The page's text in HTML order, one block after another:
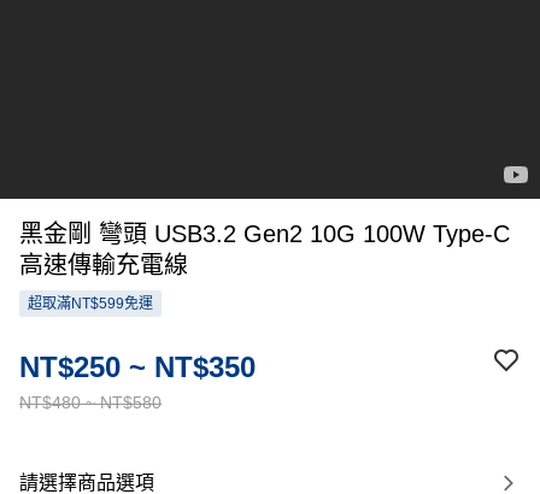
黑金剛 彎頭 USB3.2 Gen2 10G 100W Type-C
高速傳輸充電線
超取滿NT$599免運
NT$480 ~ NT$580
NT$250 ~ NT$350
請選擇商品選項